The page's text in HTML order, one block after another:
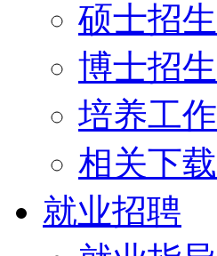
硕士招生
博士招生
培养工作
相关下载
就业招聘